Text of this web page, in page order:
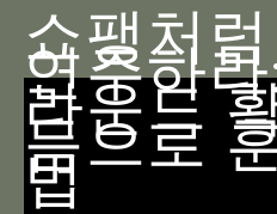
쇼팽처
연주하
라운드
듬으로
법